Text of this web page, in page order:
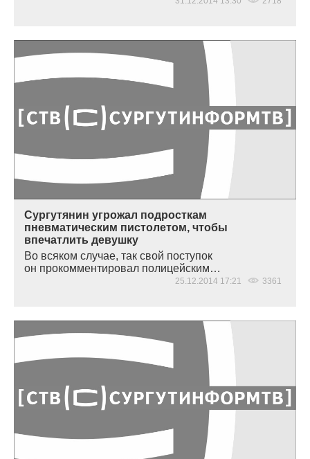
Сургутянин угрожал подросткам
пневматическим пистолетом, чтобы
впечатлить девушку
Во всяком случае, так свой поступок
он прокомментировал полицейским…
25.12.2014 17:21 3361